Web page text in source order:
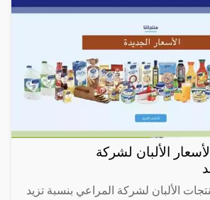
الألبان لشركة
الألبان لشركة المراعي بنسبة تزيد